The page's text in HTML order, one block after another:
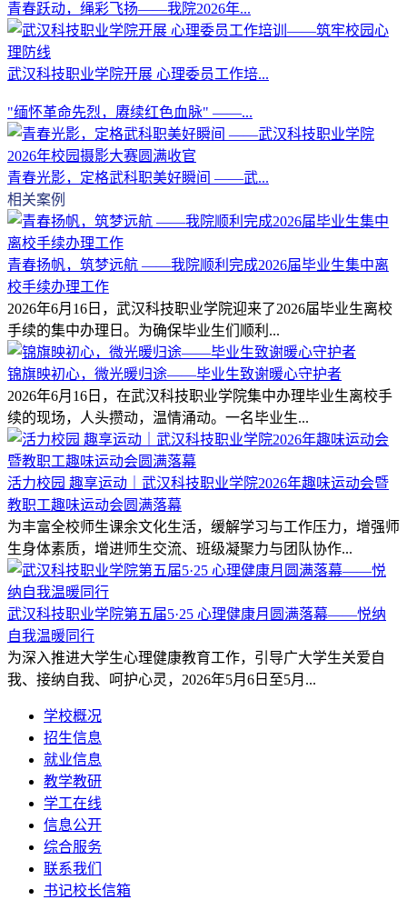
青春跃动，绳彩飞扬——我院2026年...
武汉科技职业学院开展 心理委员工作培...
"缅怀革命先烈，赓续红色血脉" ——...
青春光影，定格武科职美好瞬间 ——武...
相关案例
青春扬帆，筑梦远航 ——我院顺利完成2026届毕业生集中离
校手续办理工作
2026年6月16日，武汉科技职业学院迎来了2026届毕业生离校
手续的集中办理日。为确保毕业生们顺利...
锦旗映初心，微光暖归途——毕业生致谢暖心守护者
2026年6月16日，在武汉科技职业学院集中办理毕业生离校手
续的现场，人头攒动，温情涌动。一名毕业生...
活力校园 趣享运动｜武汉科技职业学院2026年趣味运动会暨
教职工趣味运动会圆满落幕
为丰富全校师生课余文化生活，缓解学习与工作压力，增强师
生身体素质，增进师生交流、班级凝聚力与团队协作...
武汉科技职业学院第五届5·25 心理健康月圆满落幕——悦纳
自我温暖同行
为深入推进大学生心理健康教育工作，引导广大学生关爱自
我、接纳自我、呵护心灵，2026年5月6日至5月...
学校概况
招生信息
就业信息
教学教研
学工在线
信息公开
综合服务
联系我们
书记校长信箱